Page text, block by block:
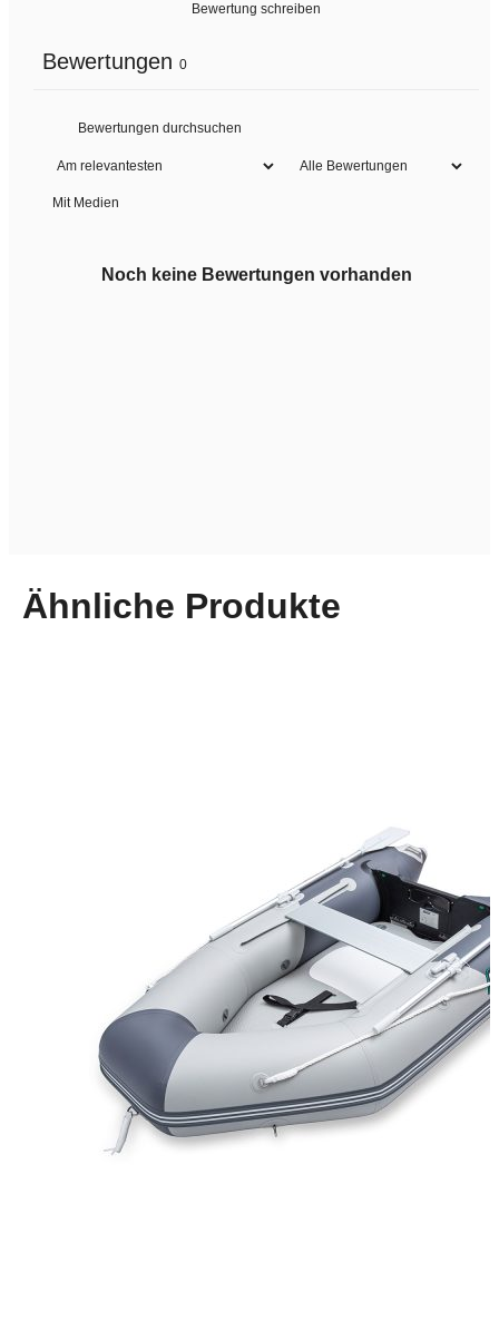
Bewertung schreiben
Bewertungen 0
Mit Medien
Noch keine Bewertungen vorhanden
Ähnliche Produkte